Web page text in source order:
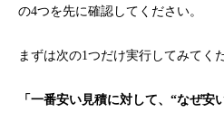
の4つを先に確認してください。
まずは次の1つだけ実行してみてく
「一番安い見積に対して、“なぜ安